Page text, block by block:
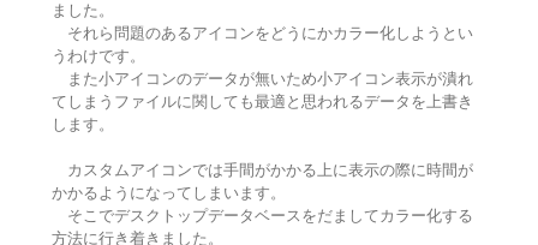
ました。
それら問題のあるアイコンをどうにかカラー化しようとい
うわけです。
また小アイコンのデータが無いため小アイコン表示が潰れ
てしまうファイルに関しても最適と思われるデータを上書き
します。
カスタムアイコンでは手間がかかる上に表示の際に時間が
かかるようになってしまいます。
そこでデスクトップデータベースをだましてカラー化する
方法に行き着きました。